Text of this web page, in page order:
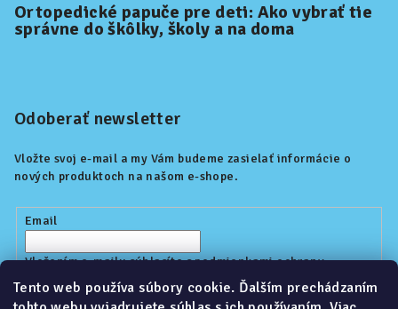
Tento web používa súbory cookie. Ďalším prechádzaním
Ortopedické papuče pre deti: Ako vybrať tie
správne do škôlky, školy a na doma
Odoberať newsletter
Vložte svoj e-mail a my Vám budeme zasielať informácie o
nových produktoch na našom e-shope.
Email
Vložením e-mailu súhlasíte spodmienkami ochrany
osobných údajov